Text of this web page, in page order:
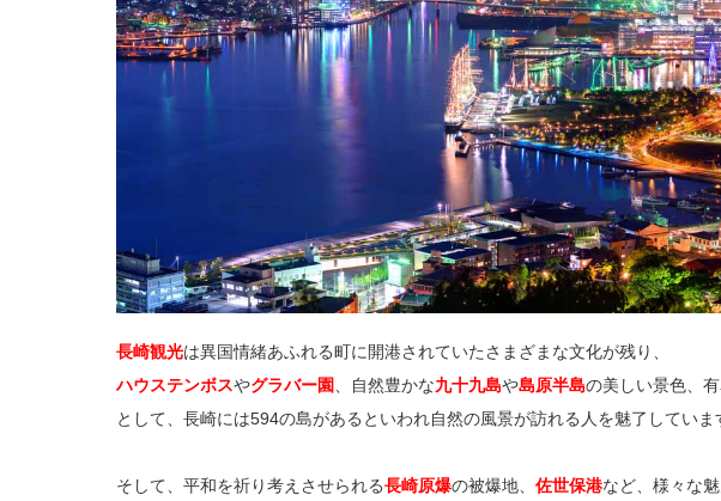
長崎観光は異国情緒あふれる町に開港されていたさまざまな文化が残り、
ハウステンボスやグラバー園、自然豊かな九十九島や島原半島の美しい景色、
として、長崎には594の島があるといわれ自然の風景が訪れる人を魅了していま
そして、平和を祈り考えさせられる長崎原爆の被爆地、 佐世保港など、様々な